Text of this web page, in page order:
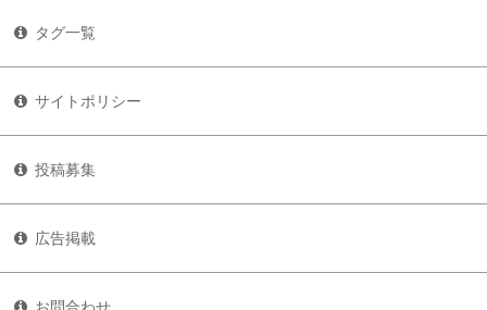
タグ一覧
サイトポリシー
投稿募集
広告掲載
お問合わせ